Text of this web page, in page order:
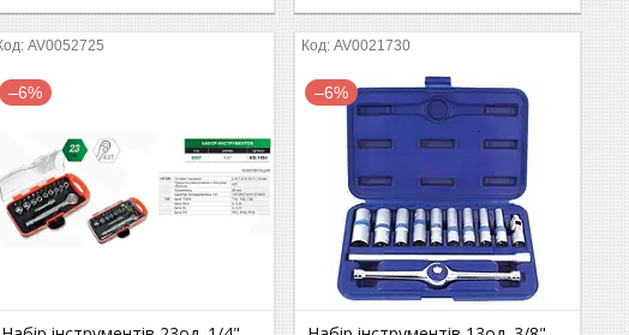
AV0052725
–6%
AV0021730
–6%